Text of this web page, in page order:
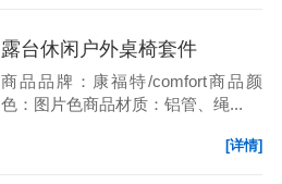
露台休闲户外桌椅套件
商品品牌：康福特/comfort商品颜
色：图片色商品材质：铝管、绳...
[详情]